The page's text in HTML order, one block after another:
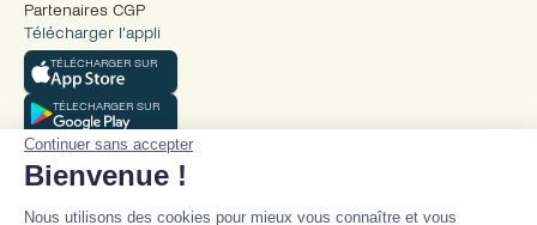
Partenaires CGP
Télécharger l’appli
TÉLÉCHARGER SUR
TÉLECHARGER SUR
Continuer sans accepter
Bienvenue !
Nous utilisons des cookies pour mieux vous connaître et vous